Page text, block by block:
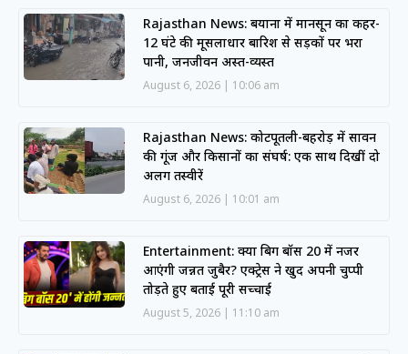
Rajasthan News: बयाना में मानसून का कहर-
12 घंटे की मूसलाधार बारिश से सड़कों पर भरा
पानी, जनजीवन अस्त-व्यस्त
August 6, 2026 10:06 am
Rajasthan News: कोटपूतली-बहरोड़ में सावन
की गूंज और किसानों का संघर्ष: एक साथ दिखीं दो
अलग तस्वीरें
August 6, 2026 10:01 am
Entertainment: क्या बिग बॉस 20 में नजर
आएंगी जन्नत जुबैर? एक्ट्रेस ने खुद अपनी चुप्पी
तोड़ते हुए बताई पूरी सच्चाई
August 5, 2026 11:10 am